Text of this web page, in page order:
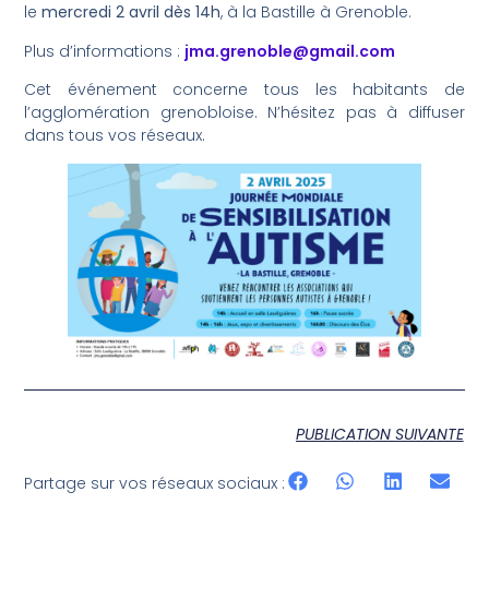
lemercredi 2 avril dès 14h, à la Bastille à Grenoble.
Plus d’informations : jma.grenoble@gmail.com
Cet événement concerne tous les habitants de
l’agglomération grenobloise. N’hésitez pas à diffuser
dans tous vos réseaux.
PUBLICATION SUIVANTE
Partage sur vos réseaux sociaux :